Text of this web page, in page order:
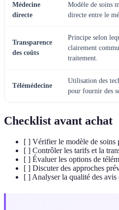
Médecine
directe
Modèle de soins
directe entre le
Transparence
des coûts
Principe selon
clairement
traitement.
Télémédecine
Utilisation des
pour fournir des
Checklist avant achat
[ ] Vérifier le modèle de soins
[ ] Contrôler les tarifs et la
[ ] Évaluer les options de
[ ] Discuter des approches
[ ] Analyser la qualité des avis